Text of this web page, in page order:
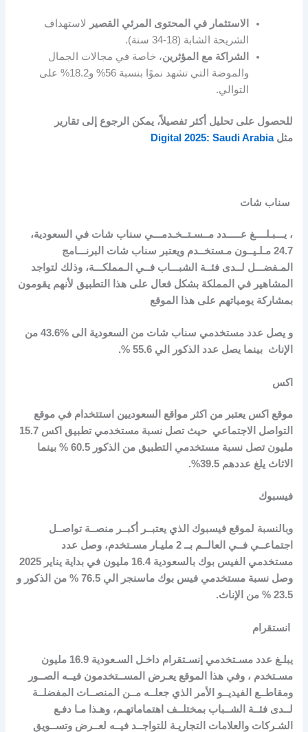
الاستثمار في المحتوى المرئي القصير
لاستهداف
الشريحة الشابة (18-34 سنة).
الشراكة مع المؤثرين، خاصة في مجالات الجمال
والموضة التي تشهد نموًا بنسبة 56% و18.2% على
التوالي.
للحصول على تحليل أكثر تفصيلاً، يمكن الرجوع إلى تقارير
مثلDigital 2025: Saudi Arabia
سناب شات
، يـــبـلــــغ عـــــدد مــسـتــخـدمـــي سناب شات في السعودية،
24.7 مـلـيــون مـستخــدم ويعتبر سناب شات البرنـــامج
المـفضـــل لــدى فئــة الشبـــاب فــي الـمملكـــة، وذلك لتواجد
المشاهير في المملكة بشكل فعال على هذا التطبيق لأنهم يقومون
بمشاركة يومياتهم على هذا الموقع
و يصل عدد مستخدمي سناب شات من السعودية الى %43.6 من
الإناث بينما يصل عدد الذكور الي 55.6 %.
اكس
موقع اكس يعتبر من اكثر مواقع السعوديين استتخدام في موقع
التواصل الاجتماعي حيث تصل نسبة مستخدمي تطبيق اكس
مليون تصل نسبة مستخدمي التطبيق من الذكور60.5 % بينما
الاثاث يلغ عددهم 39.5%.
فيسبوك
وبالنسبة لموقع فيسبوك الذي يعتبــر أكبــر منصــة تواصــل
اجتماعــي فــي العالــم بــ 2 مليـار مسـتخدم، وصل عدد
مستخدمي الفيس بوك بالسعودية16.4
وصل نسبة مستخدمي فيس بوك ماسنجر الي 76.5 % من الذكور و
23.5 % من الإناث.
انستقرام
يبلـغ عدد مسـتخدمي إنسـتقرام داخـل السـعودية16.9 مليون
مسـتخدم ، وفي هذا الموقع يعـرض المســتخدمون فيــه الصــور
ومقاطــع الفيديــو الأمر الذي جعلــه مــن المنصــات المفضلــة
لــدى فئــة الشــباب بمختلــف اهتماماتهـم، وهـذا مـا دفـع
الشـركات والعلامات التجاريـة للتواجــد فيــه لعــرض وتســويق